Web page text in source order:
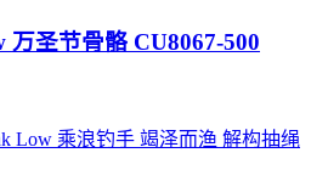
万圣节骨骼 CU8067-500